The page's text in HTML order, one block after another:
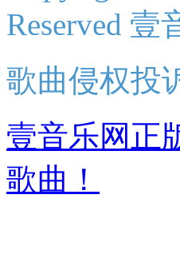
Reserved
歌曲侵权投
壹音乐网正
歌曲！